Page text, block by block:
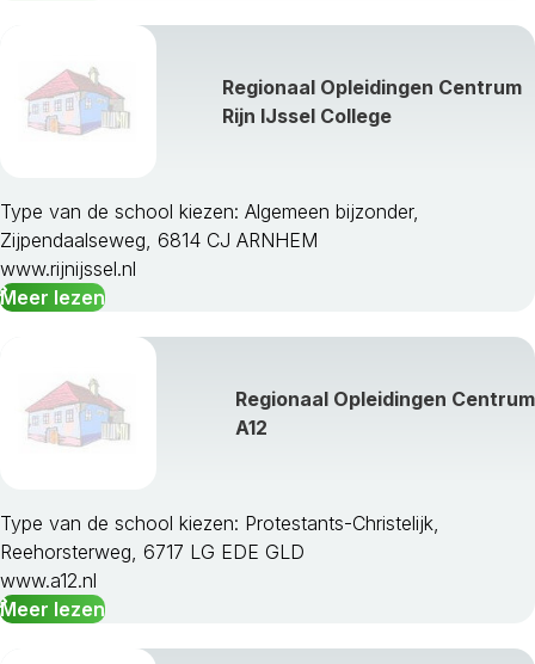
Regionaal Opleidingen Centrum
Rijn IJssel College
Type van de school kiezen: Algemeen bijzonder,
Zijpendaalseweg, 6814 CJ ARNHEM
www.rijnijssel.nl
Meer lezen
Regionaal Opleidingen Centrum
A12
Type van de school kiezen: Protestants-Christelijk,
Reehorsterweg, 6717 LG EDE GLD
www.a12.nl
Meer lezen